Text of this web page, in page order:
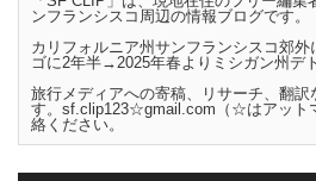
ンフランシスコ周辺の情報ブログです。
カリフォルニア州サンフランシスコ郊
ゴに2年半→2025年春よりミシガン州デ
旅行メディアへの寄稿、リサーチ、翻訳
す。sf.clip123☆gmail.com（☆はアット
絡ください。